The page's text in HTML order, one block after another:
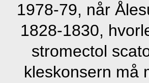
1978-79, når
1828-1830,
stromectol
kleskonsern må